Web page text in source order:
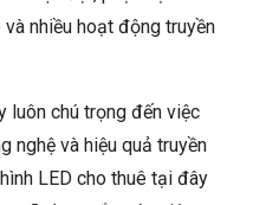
nhiều hoạt động truyền
luôn chú trọng đến việc
nghệ và hiệu quả truyền
LED cho thuê tại đây